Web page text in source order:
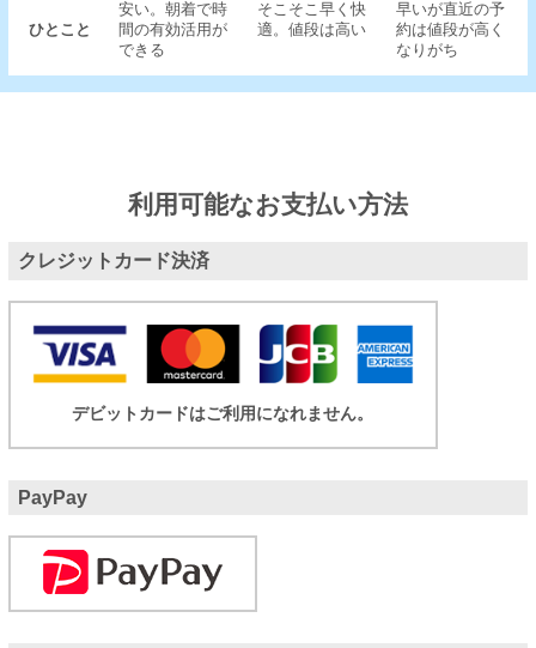
ひとこと
安い。朝着で時
間の有効活用が
できる
そこそこ早く快
適。値段は高い
早いが直近の予
約は値段が高く
なりがち
利用可能なお支払い方法
クレジットカード決済
デビットカードはご利用になれません。
PayPay